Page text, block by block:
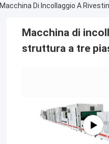
Macchina Di Incollaggio A
Macchina di
struttura a tre